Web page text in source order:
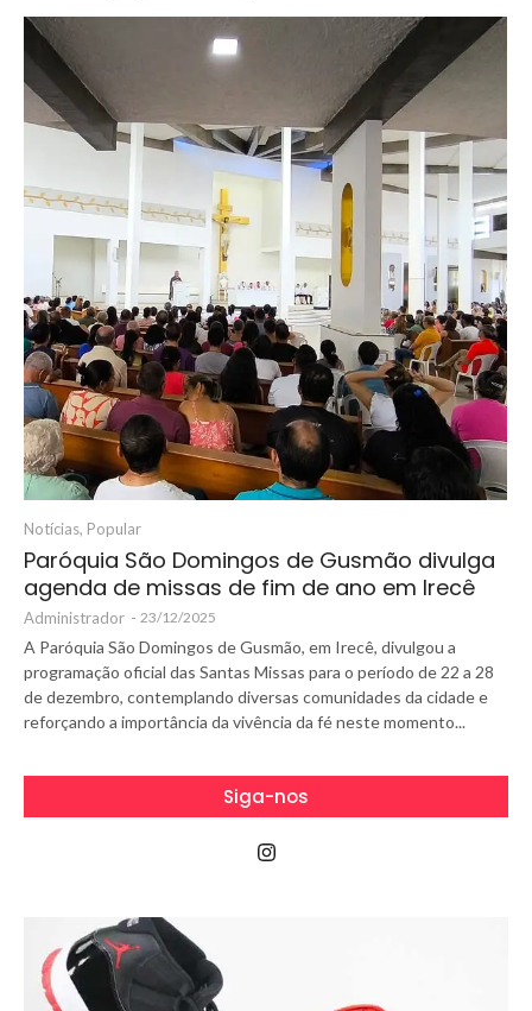
Notícias, Popular
Paróquia São Domingos de Gusmão divulga
agenda de missas de fim de ano em Irecê
Administrador - 23/12/2025
A Paróquia São Domingos de Gusmão, em Irecê, divulgou a
programação oficial das Santas Missas para o período de 22 a 28
de dezembro, contemplando diversas comunidades da cidade e
reforçando a importância da vivência da fé neste momento...
Siga-nos